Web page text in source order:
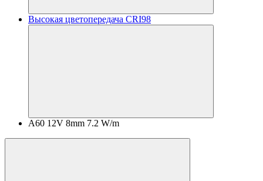
Высокая цветопередача CRI98
A60 12V 8mm 7.2 W/m